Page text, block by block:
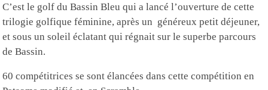
C’est le golf du Bassin Bleu qui a lancé l’ouverture de cette
trilogie golfique féminine, après un généreux petit déjeuner,
et sous un soleil éclatant qui régnait sur le superbe parcours
de Bassin.
60 compétitrices se sont élancées dans cette compétition en